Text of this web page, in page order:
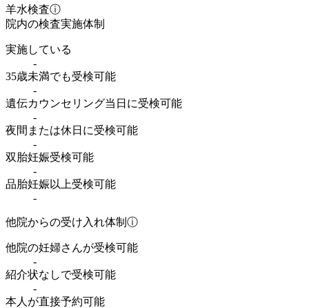
羊水検査ⓘ
院内の検査実施体制
実施している
-
35歳未満でも受検可能
-
遺伝カウンセリング当日に受検可能
-
夜間または休日に受検可能
-
双胎妊娠受検可能
-
品胎妊娠以上受検可能
-
他院からの受け入れ体制 ⓘ
他院の妊婦さんが受検可能
-
紹介状なしで受検可能
-
本人が直接予約可能